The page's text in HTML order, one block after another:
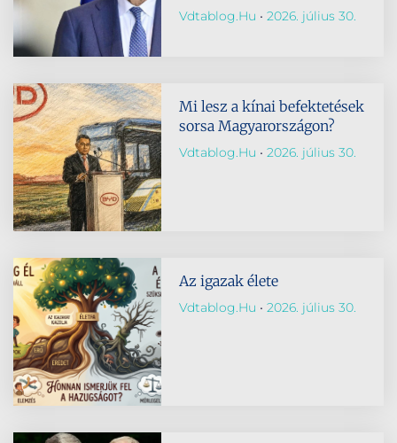
Vdtablog.hu 2026. július 30.
Mi lesz a kínai befektetések
sorsa Magyarországon?
Vdtablog.hu 2026. július 30.
Az igazak élete
Vdtablog.hu 2026. július 30.